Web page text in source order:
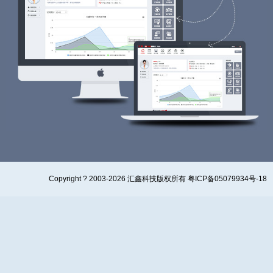
Copyright ? 2003-2026 汇鑫科技版权所有 粤ICP备05079934号-18